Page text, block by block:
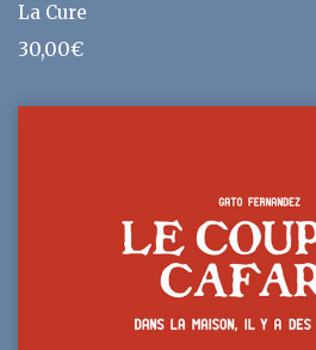
La Cure
30,00€